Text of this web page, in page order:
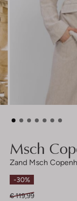
Msch
Zand Msch
-30%
€ 119,99